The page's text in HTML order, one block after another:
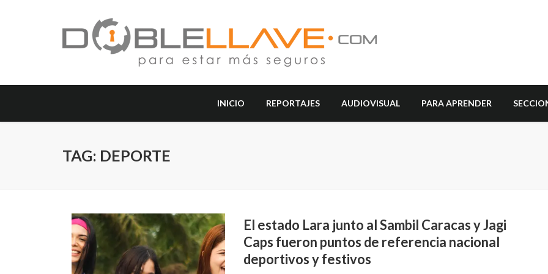
INICIO REPORTAJES AUDIOVISUAL PARA APRENDER
TAG: DEPORTE
El estado Lara junto al Sambil Caracas y Jagi
Caps fueron puntos de referencia nacional
deportivos y festivos